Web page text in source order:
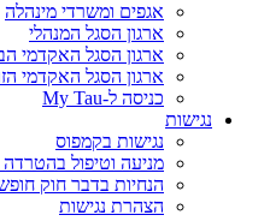
אגפים ומשרדי מינהלה
ארגון הסגל המנהלי
ארגון הסגל האקדמי
ארגון הסגל האקדמי
כניסה ל-My Tau
נגישות
נגישות בקמפוס
מניעה וטיפול בהטרדה
הנחיות בדבר חוק
הצהרת נגישות